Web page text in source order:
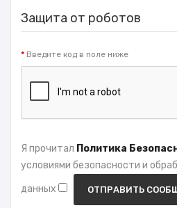
Защита от роботов
Введите код в поле ниже
Я прочитал Политика
условиями безопасности и
данных